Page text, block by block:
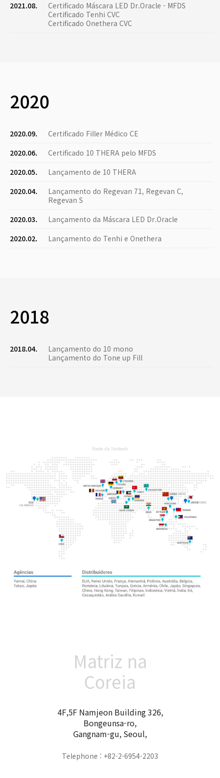
2021.08.
Certificado Máscara LED Dr.Oracle - MFDS
Certificado Tenhi CVC
Certificado Onethera CVC
2020
2020.09.
Certificado Filler Médico CE
2020.06.
Certificado 10 THERA pelo MFDS
2020.05.
Lançamento de 10 THERA
2020.04.
Lançamento do Regevan 71, Regevan C,
Regevan S
2020.03.
Lançamento da Máscara LED Dr.Oracle
2020.02.
Lançamento do Tenhi e Onethera
2018
2018.04.
Lançamento do 10 mono
Lançamento do Tone up Fill
Matriz na
Coreia
4F,5F Namjeon Building 326,
Bongeunsa-ro,
Gangnam-gu, Seoul,
Telephone : +82-2-6954-2203